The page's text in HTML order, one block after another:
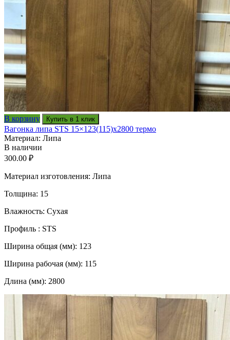
В корзину Купить в 1 клик
Вагонка липа STS 15×123(115)x2800 термо
Материал: Липа
В наличии
300.00 ₽
Материал изготовления: Липа
Толщина: 15
Влажность: Сухая
Профиль : STS
Ширина общая (мм): 123
Ширина рабочая (мм): 115
Длина (мм): 2800